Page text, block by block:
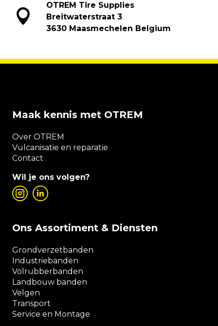
OTREM Tire Supplies
Breitwaterstraat 3
3630 Maasmechelen Belgium
Ons Assortiment & Diensten
Grondverzetbanden
Industriebanden
Volrubberbanden
Landbouw banden
Velgen
Transport
Service en Montage
Maak kennis met OTREM
Over OTREM
Vulcanisatie en reparatie
Contact
Wil je ons volgen?